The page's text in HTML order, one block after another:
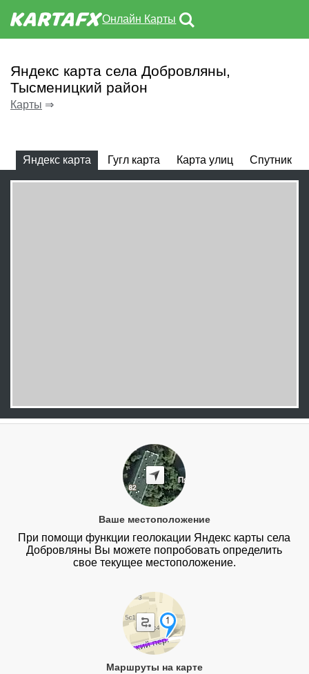
Онлайн Карты
Яндекс карта села Добровляны,
Тысменицкий район
Карты ⇒
Яндекс карта Гугл карта Карта улиц Спутник
Ваше местоположение
При помощи функции геолокации Яндекс карты села
Добровляны Вы можете попробовать определить
свое текущее местоположение.
Маршруты на карте